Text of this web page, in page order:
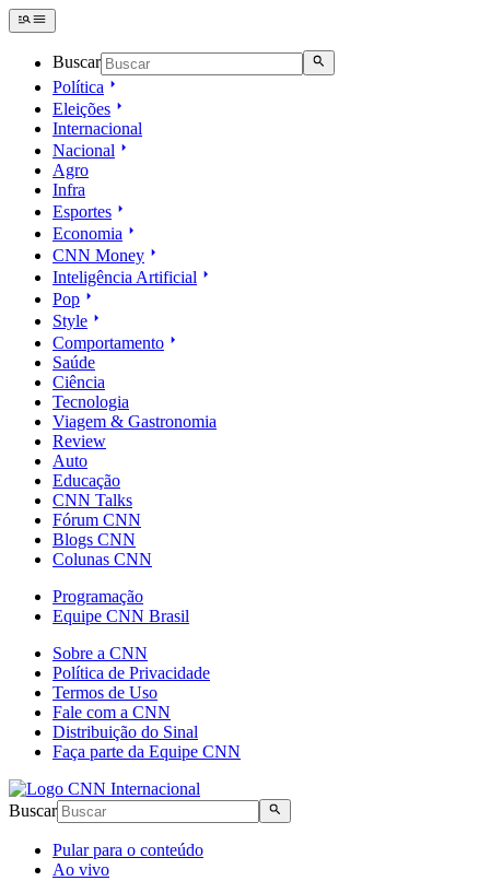
Buscar
Política
Eleições
Internacional
Nacional
Agro
Infra
Esportes
Economia
CNN Money
Inteligência Artificial
Pop
Style
Comportamento
Saúde
Ciência
Tecnologia
Viagem & Gastronomia
Review
Auto
Educação
CNN Talks
Fórum CNN
Blogs CNN
Colunas CNN
Programação
Equipe CNN Brasil
Sobre a CNN
Política de Privacidade
Termos de Uso
Fale com a CNN
Distribuição do Sinal
Faça parte da Equipe CNN
Buscar
Pular para o conteúdo
Ao vivo